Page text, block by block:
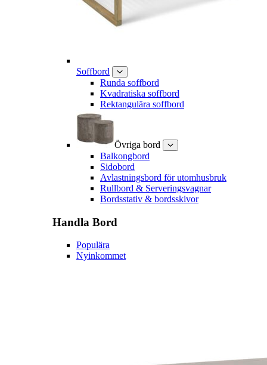
Soffbord
Runda soffbord
Kvadratiska soffbord
Rektangulära soffbord
Övriga bord
Balkongbord
Sidobord
Avlastningsbord för utomhusbruk
Rullbord & Serveringsvagnar
Bordsstativ & bordsskivor
Handla Bord
Populära
Nyinkommet